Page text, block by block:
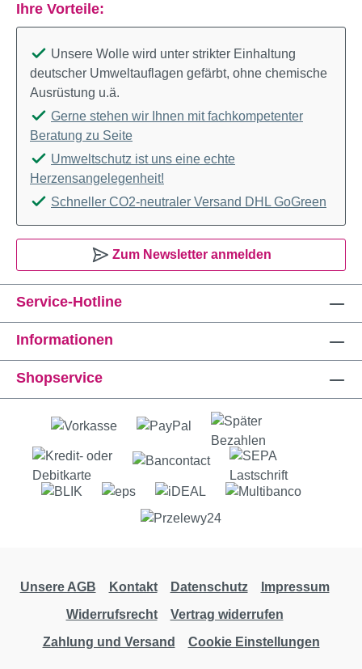
Service-Hotline
Informationen
Shopservice
Ihre Vorteile:
Unsere Wolle wird unter strikter Einhaltung
deutscher Umweltauflagen gefärbt, ohne chemische
Ausrüstung u.ä.
Gerne stehen wir Ihnen mit fachkompetenter
Beratung zu Seite
Umweltschutz ist uns eine echte
Herzensangelegenheit!
Schneller CO2-neutraler Versand DHL GoGreen
Zum Newsletter anmelden
Unsere AGB Kontakt Datenschutz
Impressum
Widerrufsrecht
Vertrag widerrufen
Zahlung und Versand
Cookie Einstellungen